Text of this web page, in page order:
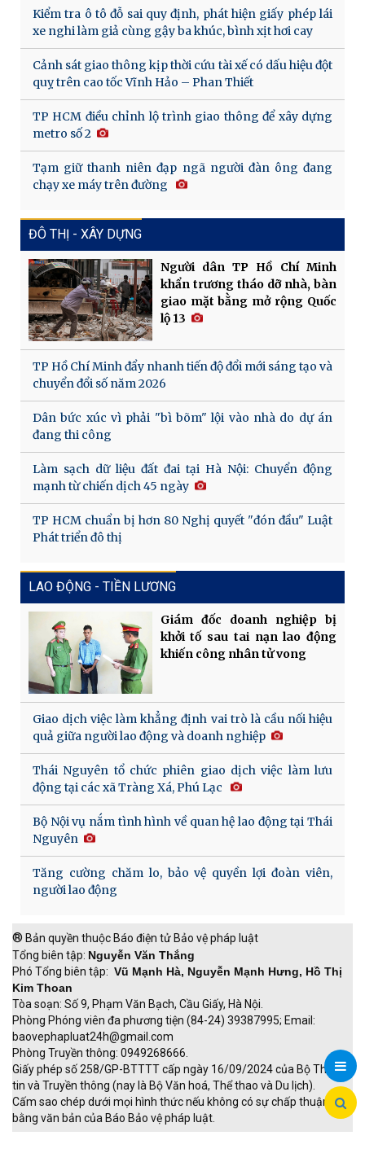
Kiểm tra ô tô đỗ sai quy định, phát hiện giấy phép lái
xe nghi làm giả cùng gậy ba khúc, bình xịt hơi cay
Cảnh sát giao thông kịp thời cứu tài xế có dấu hiệu đột
quỵ trên cao tốc Vĩnh Hảo – Phan Thiết
TP HCM điều chỉnh lộ trình giao thông để xây dựng
metro số 2
Tạm giữ thanh niên đạp ngã người đàn ông đang
chạy xe máy trên đường
ĐÔ THỊ - XÂY DỰNG
Người dân TP Hồ Chí Minh
khẩn trương tháo dỡ nhà, bàn
giao mặt bằng mở rộng Quốc
lộ 13
TP Hồ Chí Minh đẩy nhanh tiến độ đổi mới sáng tạo và
chuyển đổi số năm 2026
Dân bức xúc vì phải "bì bõm" lội vào nhà do dự án
đang thi công
Làm sạch dữ liệu đất đai tại Hà Nội: Chuyển động
mạnh từ chiến dịch 45 ngày
TP HCM chuẩn bị hơn 80 Nghị quyết "đón đầu" Luật
Phát triển đô thị
LAO ĐỘNG - TIỀN LƯƠNG
Giám đốc doanh nghiệp bị
khởi tố sau tai nạn lao động
khiến công nhân tử vong
Giao dịch việc làm khẳng định vai trò là cầu nối hiệu
quả giữa người lao động và doanh nghiệp
Thái Nguyên tổ chức phiên giao dịch việc làm lưu
động tại các xã Tràng Xá, Phú Lạc
Bộ Nội vụ nắm tình hình về quan hệ lao động tại Thái
Nguyên
Tăng cường chăm lo, bảo vệ quyền lợi đoàn viên,
người lao động
® Bản quyền thuộc Báo điện tử Bảo vệ pháp luật
Tổng biên tập: Nguyễn Văn Thắng
Phó Tổng biên tập: Vũ Mạnh Hà, Nguyễn Mạnh Hưng, Hồ Thị
Kim Thoan
Tòa soạn: Số 9, Phạm Văn Bạch, Cầu Giấy, Hà Nội.
Phòng Phóng viên đa phương tiện (84-24) 39387995; Email:
baovephapluat24h@gmail.com
Phòng Truyền thông: 0949268666.
Giấy phép số 258/GP-BTTTT cấp ngày 16/09/2024 của Bộ Thông
tin và Truyền thông (nay là Bộ Văn hoá, Thể thao và Du lịch).
Cấm sao chép dưới mọi hình thức nếu không có sự chấp thuận
bằng văn bản của Báo Bảo vệ pháp luật.